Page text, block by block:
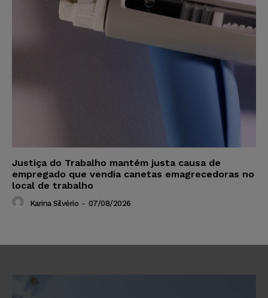
Justiça do Trabalho mantém justa causa de
empregado que vendia canetas emagrecedoras no
local de trabalho
Karina Silvério - 07/08/2026